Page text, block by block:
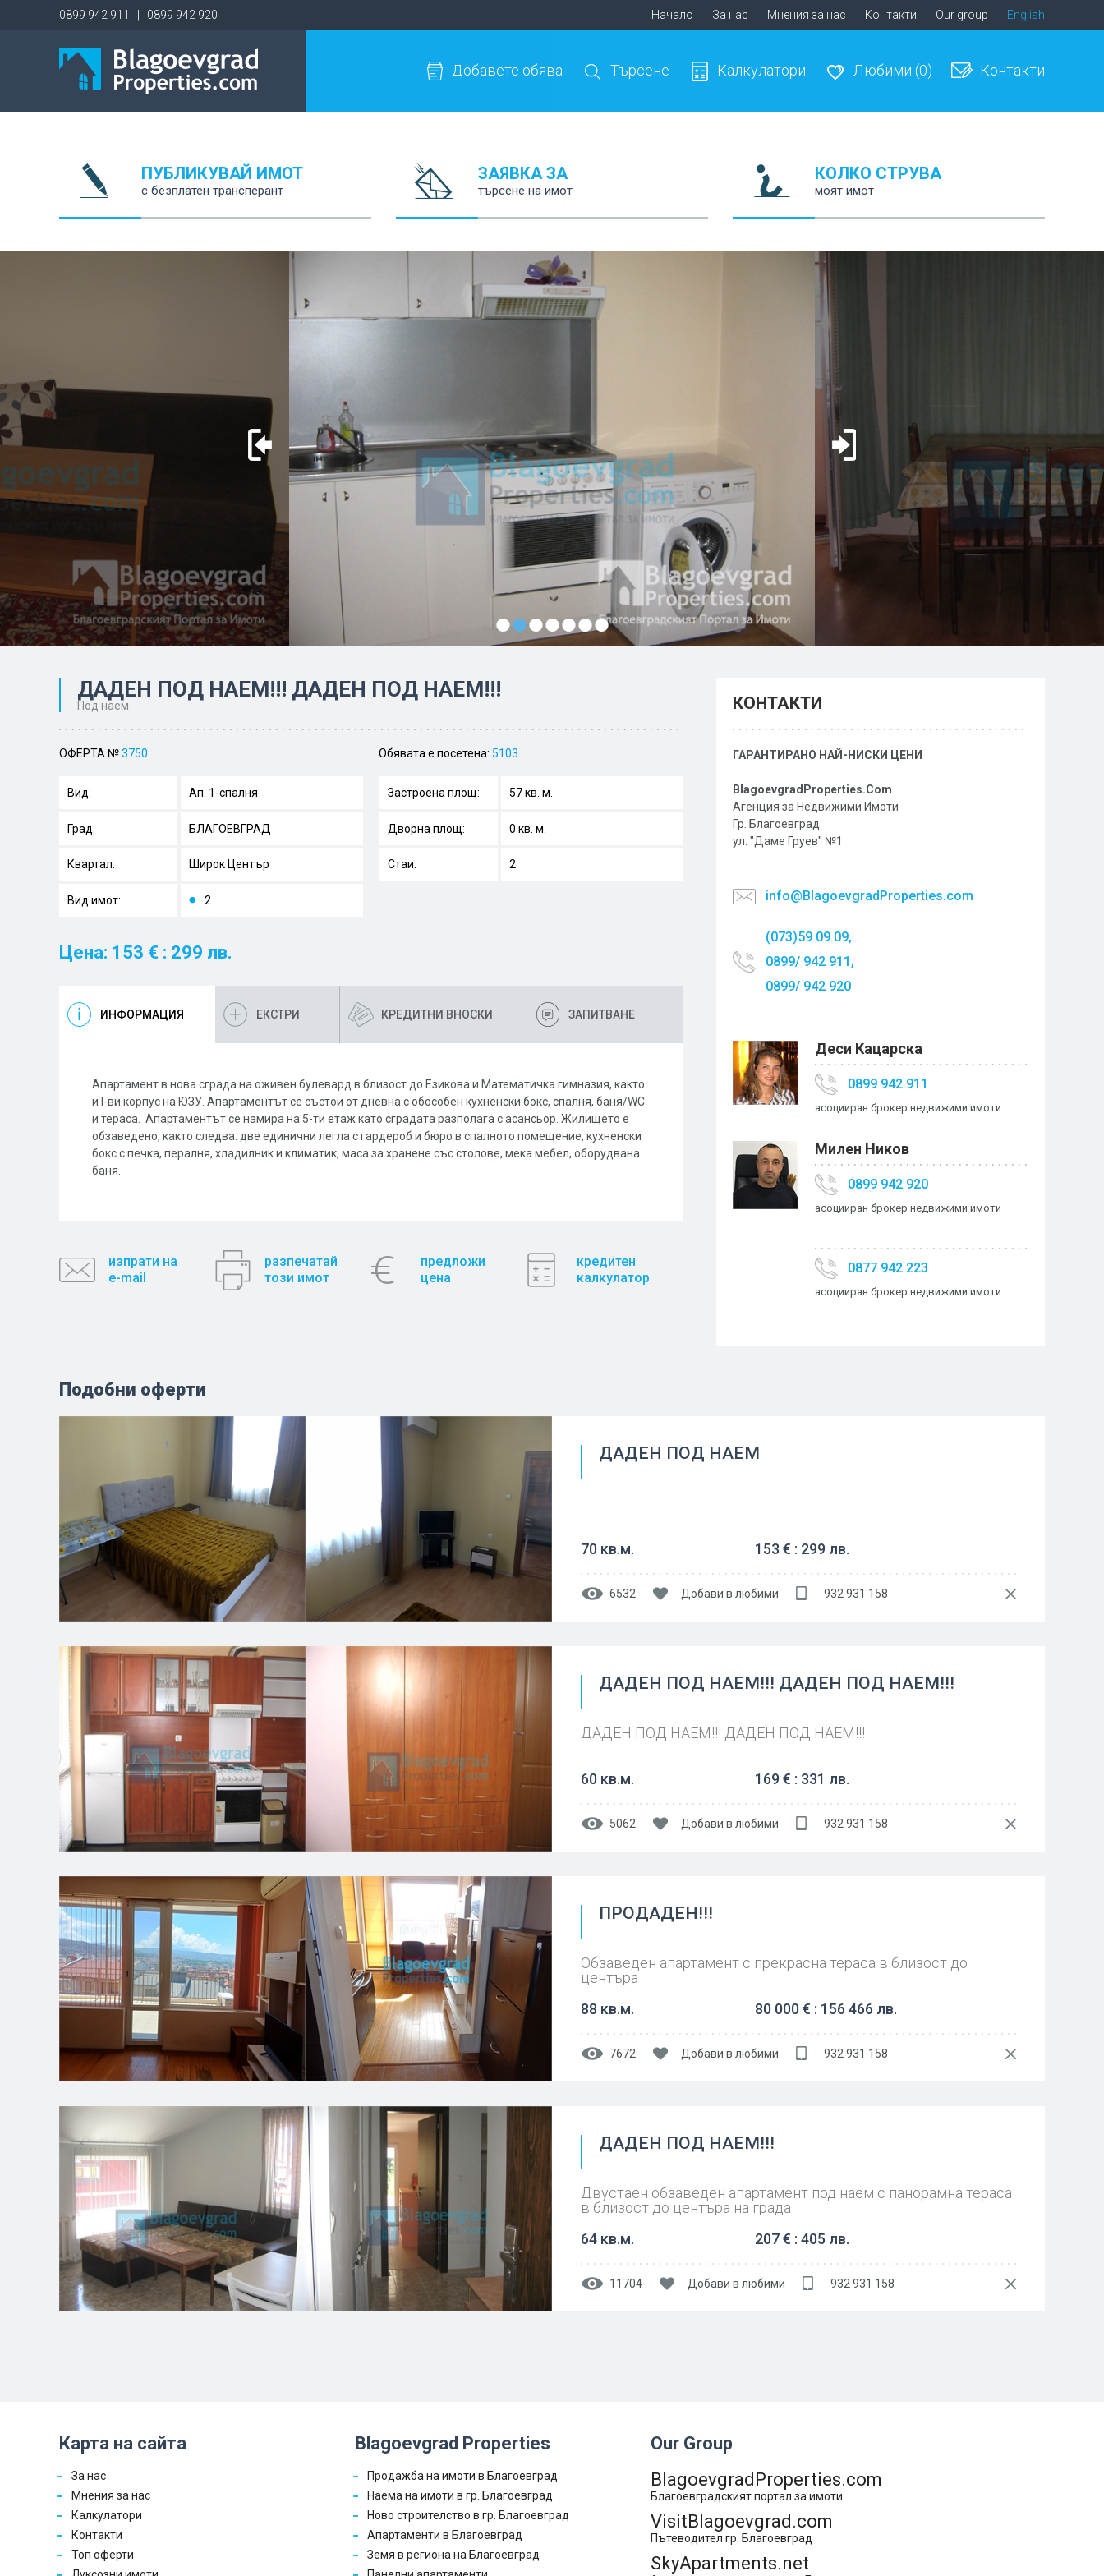
0899 942 911 | 0899 942 920 Начало За нас Мнения за нас Контакти Our group English
Добавете обява Търсене Калкулатори Любими (0) Контакти
ПУБЛИКУВАЙ ИМОТ
с безплатен трансперант
ЗАЯВКА ЗА
търсене на имот
КОЛКО СТРУВА
моят имот
•••••••
ДАДЕН ПОД НАЕМ!!! ДАДЕН ПОД НАЕМ!!!
Под наем
ОФЕРТА №3750 Обявата е посетена: 5103
Вид: Ап. 1-спалня
Град: БЛАГОЕВГРАД
Квартал: Широк Център
Вид имот: 2
Застроена площ: 57 кв. м.
Дворна площ: 0 кв. м.
Стаи: 2
Цена: 153 € : 299 лв.
ИНФОРМАЦИЯ ЕКСТРИ КРЕДИТНИ ВНОСКИ ЗАПИТВАНЕ
Апартамент в нова сграда на оживен булевард в близост до Езикова и Математичка гимназия, както
и I-ви корпус на ЮЗУ. Апартаментът се състои от дневна с обособен кухненски бокс, спалня, баня/WC
и тераса. Апартаментът се намира на 5-ти етаж като сградата разполага с асансьор. Жилището е
обзаведено, както следва: две единични легла с гардероб и бюро в спалното помещение, кухненски
бокс с печка, пералня, хладилник и климатик, маса за хранене със столове, мека мебел, оборудвана
баня.
изпрати на
e-mail
разпечатай
този имот
предложи
цена
кредитен
калкулатор
КОНТАКТИ
ГАРАНТИРАНО НАЙ-НИСКИ ЦЕНИ
BlagoevgradProperties.Com
Агенция за Недвижими Имоти
Гр. Благоевград
ул. "Даме Груев" №1
info@BlagoevgradProperties.com
(073)59 09 09,
0899/ 942 911,
0899/ 942 920
Деси Кацарска
0899 942 911
асоцииран брокер недвижими имоти
Милен Ников
0899 942 920
асоцииран брокер недвижими имоти
0877 942 223
асоцииран брокер недвижими имоти
Подобни оферти
ДАДЕН ПОД НАЕМ
70 кв.м. 153 € : 299 лв.
6532 Добави в любими 932 931 158
ДАДЕН ПОД НАЕМ!!! ДАДЕН ПОД НАЕМ!!!
ДАДЕН ПОД НАЕМ!!! ДАДЕН ПОД НАЕМ!!!
60 кв.м. 169 € : 331 лв.
5062 Добави в любими 932 931 158
ПРОДАДЕН!!!
Обзаведен апартамент с прекрасна тераса в близост до
центъра
88 кв.м.
80 000 € : 156 466 лв.
7672 Добави в любими 932 931 158
ДАДЕН ПОД НАЕМ!!!
Двустаен обзаведен апартамент под наем с панорамна тераса
в близост до центъра на града
64 кв.м.
207 € : 405 лв.
11704 Добави в любими 932 931 158
Карта на сайта
За нас
Мнения за нас
Калкулатори
Контакти
Топ оферти
Blagoevgrad Properties
Продажба на имоти в Благоевград
Наема на имоти в гр. Благоевград
Ново строителство в гр. Благоевград
Апартаменти в Благоевград
Земя в региона на Благоевград
Our Group
BlagoevgradProperties.com
Благоевградският портал за имоти
VisitBlagoevgrad.com
Пътеводител гр. Благоевград
SkyApartments.net